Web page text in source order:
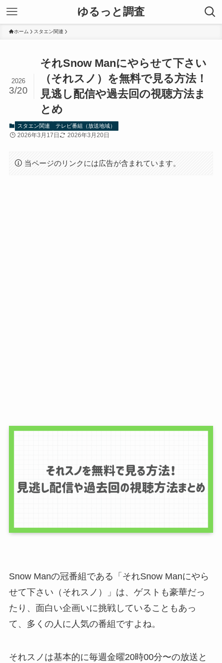
ゆるっと調査
ホーム スタエン関連
それSnow Manにやらせて下さい
（それスノ）を無料で見る方法！
見逃し配信や過去回の視聴方法ま
とめ
2026
3/20
スタエン関連 テレビ番組（放送地域）
2026年3月17日 2026年3月20日
当ページのリンクには広告が含まれています。
Snow Manの冠番組である「それSnow Manにやら
せて下さい（それスノ）」は、ゲストも豪華だっ
たり、面白い企画いに挑戦していることもあっ
て、多くの人に人気の番組ですよね。
それスノは基本的に毎週金曜20時00分〜の放送と